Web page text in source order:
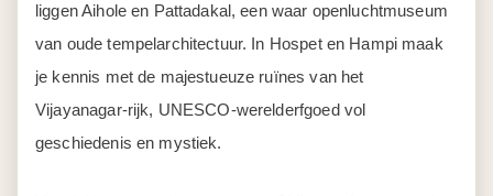
liggen Aihole en Pattadakal, een waar openluchtmuseum
van oude tempelarchitectuur. In Hospet en Hampi maak
je kennis met de majestueuze ruïnes van het
Vijayanagar-rijk, UNESCO-werelderfgoed vol
geschiedenis en mystiek.